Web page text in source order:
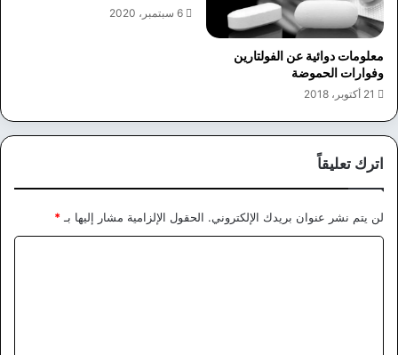
معلومات دوائية عن الفولتارين
وفوارات الحموضة
21 أكتوبر، 2018
6 سبتمبر، 2020
اترك تعليقاً
لن يتم نشر عنوان بريدك الإلكتروني. الحقول الإلزامية مشار إليها بـ *